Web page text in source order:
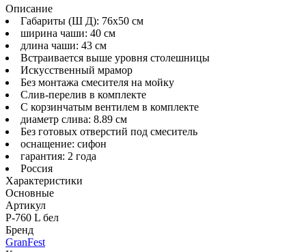
Описание
Габариты (Ш Д): 76x50 см
ширина чаши: 40 см
длина чаши: 43 см
Встраивается выше уровня столешницы
Искусственный мрамор
Без монтажа смесителя на мойку
Слив-перелив в комплекте
С корзинчатым вентилем в комплекте
диаметр слива: 8.89 см
Без готовых отверстий под смеситель
оснащение: сифон
гарантия: 2 года
Россия
Характеристики
Основные
Артикул
P-760 L бел
Бренд
GranFest